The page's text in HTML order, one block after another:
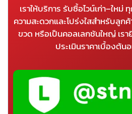
เราให้บริการ รับซื้อไวน์เก่า–ให
ความสะดวกและโปร่งใสสำหรับลูก
ขวด หรือเป็นคอลเลกชันใหญ่ เร
ประเมินราคาเบื้องต้น